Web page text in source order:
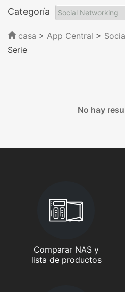
Categoría
casa > App Central >
Serie
No hay
Comparar NAS y
lista de productos